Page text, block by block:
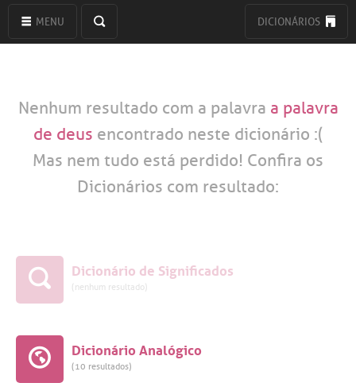
MENU DICIONÁRIOS
Nenhum resultado com a palavra a palavra
de deus encontrado neste dicionário :(
Mas nem tudo está perdido! Confira os
Dicionários com resultado:
Dicionário de Significados
(nenhum resultado)
Dicionário Analógico
(10 resultados)